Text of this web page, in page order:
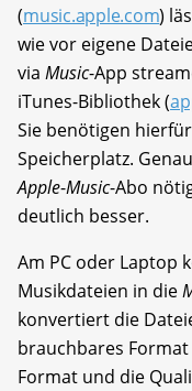
(music.apple.com)
wie vor eigene
via Music-App
iTunes-Bibliothek (
Sie benötigen
Speicherplatz.
Apple-Music-Abo
deutlich besser.
Am PC oder Laptop
Musikdateien in die
konvertiert die
brauchbares
Format und die